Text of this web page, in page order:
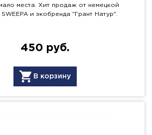
места. Хит продаж от немецкой
и экобренда "Грант Натур".
450 руб.
В корзину